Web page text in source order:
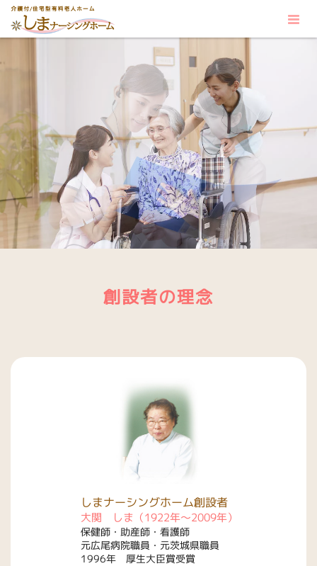
創設者の理念
しまナーシングホーム創設者
大関 しま（1922年〜2009年）
保健師・助産師・看護師
元広尾病院職員・元茨城県職員
1996年 厚生大臣賞受賞